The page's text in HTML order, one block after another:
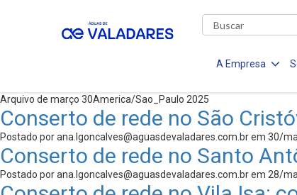
A Empresa
Arquivo de março 30America/Sao_Paulo 2025
Conserto de rede no São
Postado porana.lgoncalves@aguasdevaladares.com.brem 30/
Conserto de rede no Santo
Postado porana.lgoncalves@aguasdevaladares.com.brem 28/